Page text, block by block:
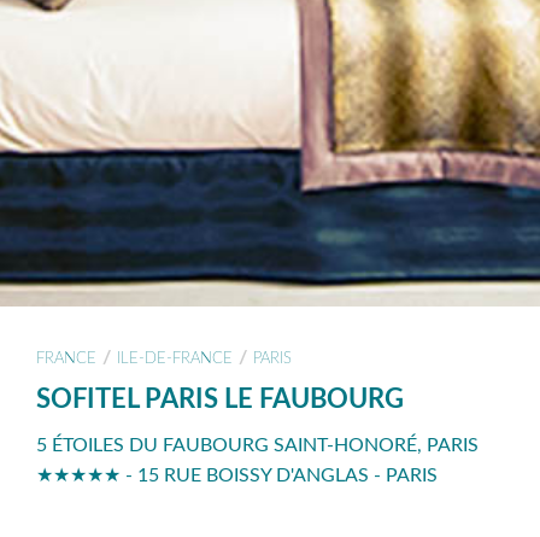
FRANCE / ILE-DE-FRANCE / PARIS
SOFITEL PARIS LE FAUBOURG
5 ÉTOILES DU FAUBOURG SAINT-HONORÉ, PARIS
★★★★★ - 15 RUE BOISSY D'ANGLAS - PARIS